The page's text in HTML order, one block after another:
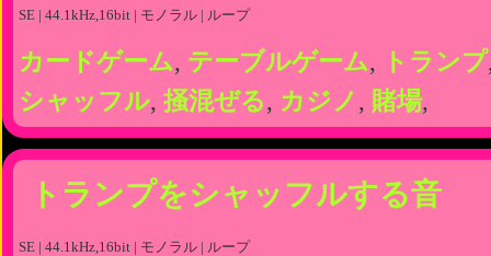
SE | 44.1kHz,16bit | モノラル | ループ
カードゲーム, テーブルゲーム, トランプ
シャッフル, 掻混ぜる, カジノ , 賭場,
トランプをシャッフルする音
SE | 44.1kHz,16bit | モノラル | ループ